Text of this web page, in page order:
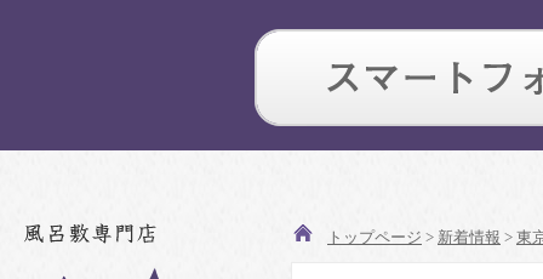
トップページ > 新着情報 > 東